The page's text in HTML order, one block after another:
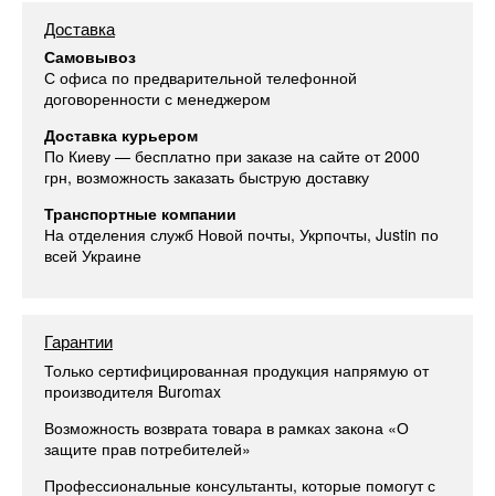
Доставка
Самовывоз
С офиса по предварительной телефонной
договоренности с менеджером
Доставка курьером
По Киеву — бесплатно при заказе на сайте от 2000
грн, возможность заказать быструю доставку
Транспортные компании
На отделения служб Новой почты, Укрпочты, Justin по
всей Украине
Гарантии
Только сертифицированная продукция напрямую от
производителя Buromax
Возможность возврата товара в рамках закона «О
защите прав потребителей»
Профессиональные консультанты, которые помогут с